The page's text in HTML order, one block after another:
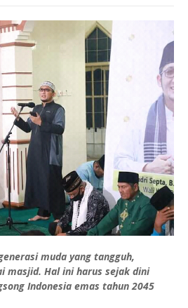
muda yang tangguh,
masjid. Hal ini harus sejak dini
Indonesia emas tahun 2045